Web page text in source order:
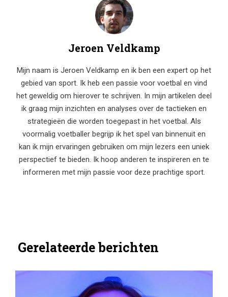
Jeroen Veldkamp
Mijn naam is Jeroen Veldkamp en ik ben een expert op het
gebied van sport. Ik heb een passie voor voetbal en vind
het geweldig om hierover te schrijven. In mijn artikelen deel
ik graag mijn inzichten en analyses over de tactieken en
strategieën die worden toegepast in het voetbal. Als
voormalig voetballer begrijp ik het spel van binnenuit en
kan ik mijn ervaringen gebruiken om mijn lezers een uniek
perspectief te bieden. Ik hoop anderen te inspireren en te
informeren met mijn passie voor deze prachtige sport.
Gerelateerde berichten